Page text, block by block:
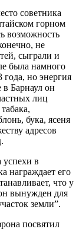
советника
горном
возможность
не
сыграли и
была намного
года, но энергия
Барнаул он
лиц
бука, ясеня
адресов
успехи в
награждает его
что у
вынужден для
земли”.
посвятил